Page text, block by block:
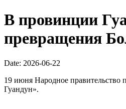
В провинции
превращения
Date: 2026-06-22
19 июня Народное
Гуандун».